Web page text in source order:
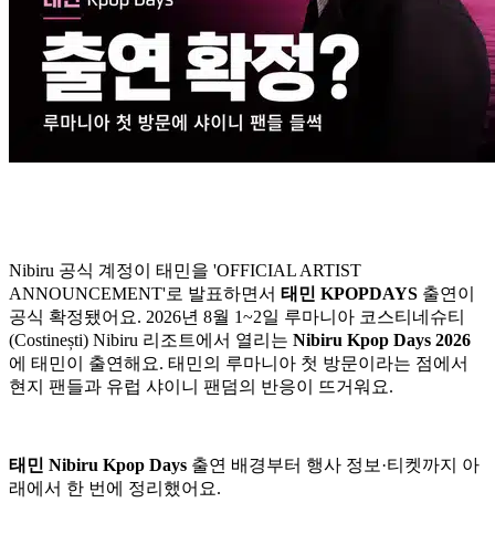
Nibiru 공식 계정이 태민을 'OFFICIAL ARTIST
ANNOUNCEMENT'로 발표하면서 태민 KPOPDAYS 출연이
공식 확정됐어요. 2026년 8월 1~2일 루마니아 코스티네슈티
(Costinești) Nibiru 리조트에서 열리는 Nibiru Kpop Days 2026
에 태민이 출연해요. 태민의 루마니아 첫 방문이라는 점에서
현지 팬들과 유럽 샤이니 팬덤의 반응이 뜨거워요.
태민 Nibiru Kpop Days 출연 배경부터 행사 정보·티켓까지 아
래에서 한 번에 정리했어요.